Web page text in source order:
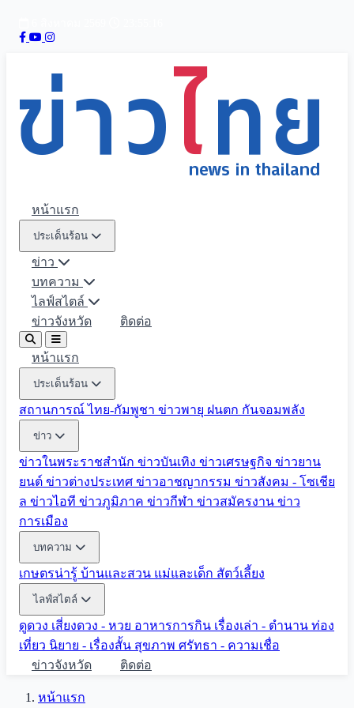
หน้าแรก
ประเด็นร้อน
ข่าว
บทความ
ไลฟ์สไตล์
ข่าวจังหวัด
ติดต่อ
หน้าแรก
ประเด็นร้อน
สถานการณ์ ไทย-กัมพูชา ข่าวพายุ ฝนตก กันจอมพลัง
ข่าว
ข่าวในพระราชสำนัก ข่าวบันเทิง ข่าวเศรษฐกิจ ข่าวยาน
ยนต์ ข่าวต่างประเทศ ข่าวอาชญากรรม ข่าวสังคม - โซเชีย
ล ข่าวไอที ข่าวภูมิภาค ข่าวกีฬา ข่าวสมัครงาน ข่าว
การเมือง
บทความ
เกษตรน่ารู้ บ้านและสวน แม่และเด็ก สัตว์เลี้ยง
ไลฟ์สไตล์
ดูดวง เสี่ยงดวง - หวย อาหารการกิน เรื่องเล่า - ตำนาน ท่อง
เที่ยว นิยาย - เรื่องสั้น สุขภาพ ศรัทธา - ความเชื่อ
ข่าวจังหวัด
ติดต่อ
หน้าแรก